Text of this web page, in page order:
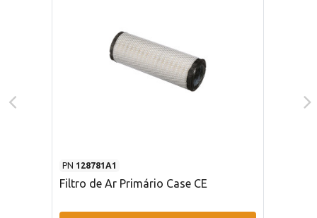
PN 128781A1
Filtro de Ar Primário Case CE